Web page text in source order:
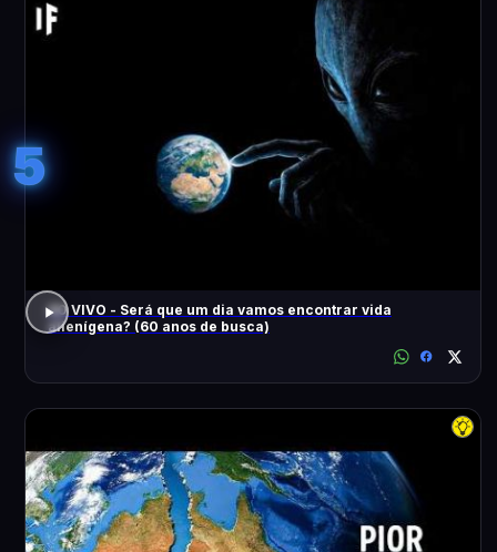
5
AO VIVO - Será que um dia vamos encontrar vida
alienígena? (60 anos de busca)